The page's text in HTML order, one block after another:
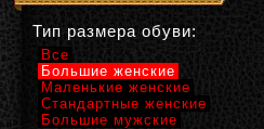
Тип размера обуви:
Все
Большие женские
Маленькие женские
Стандартные женские
Большие мужские